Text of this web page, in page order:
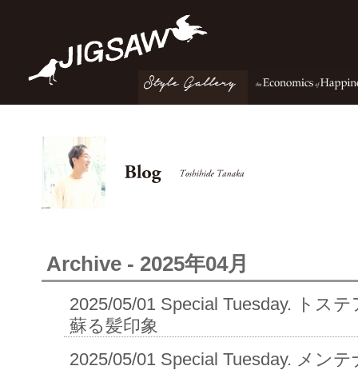
Archive - 2025年04月
2025/05/01 Special Tuesday. トス
蘇る髪印象
2025/05/01 Special Tuesday. メン